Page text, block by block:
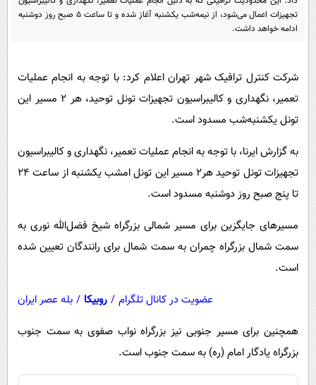
سرگرمی
حوادث
بین الملل
حیات وحش
پیامک
دانلود
تجهیزات اعمال می‌شود، از نیمه‌شب یکشنبه آغاز شده و تا ساعت ۵ صبح روز دوشنبه
ادامه خواهد داشت.
شرکت کنترل ترافیک شهر تهران اعلام کرد: با توجه به انجام عملیات
تعمیر، نگهداری و کالیبراسیون تجهیزات تونل توحید، هر ۲ مسیر این
تونل یکشنبه‌شب مسدود است.
به گزارش ایرنا، با توجه به انجام عملیات تعمیر، نگهداری و کالیبراسیون
تجهیزات تونل توحید هر۲ مسیر این تونل امشب یکشنبه از ساعت ۲۴
تا پنج صبح روز دوشنبه مسدود است.
مسیرهای جایگزین برای مسیر شمالی بزرگراه شیخ فضل‌الله نوری به
سمت شمال بزرگراه چمران به سمت شمال برای رانندگان تعیین شده
است.
عضویت در کانال تلگرام / روبیکا / بله عصر ایران
همچنین برای مسیر جنوبی نیز بزرگراه نواب صفوی به سمت جنوب
بزرگراه یادگار امام (ره) به سمت جنوب است.